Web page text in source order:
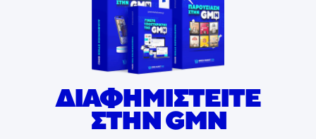
ΔΙΑΦΗΜΙΣΤΕΙΤΕ
ΣΤΗΝ GMN